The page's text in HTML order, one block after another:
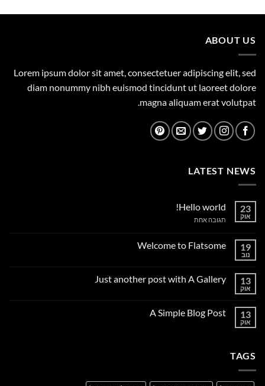
500.00 ₪.
449.00 ₪.
ABOUT US
Lorem ipsum dolor sit amet, consectetuer adipiscing elit, sed
diam nonummy nibh euismod tincidunt ut laoreet dolore
magna aliquam erat volutpat.
LATEST NEWS
23
אוק
Hello world!
תגובה אחתעל
19
נוב
Welcome to Flatsome
Welcome
13
אוק
Just another post with A Gallery
Just
13
אוק
A Simple Blog Post
TAGS